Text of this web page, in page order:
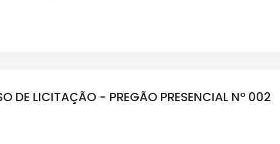
DE LICITAÇÃO - PREGÃO PRESENCIAL Nº 002